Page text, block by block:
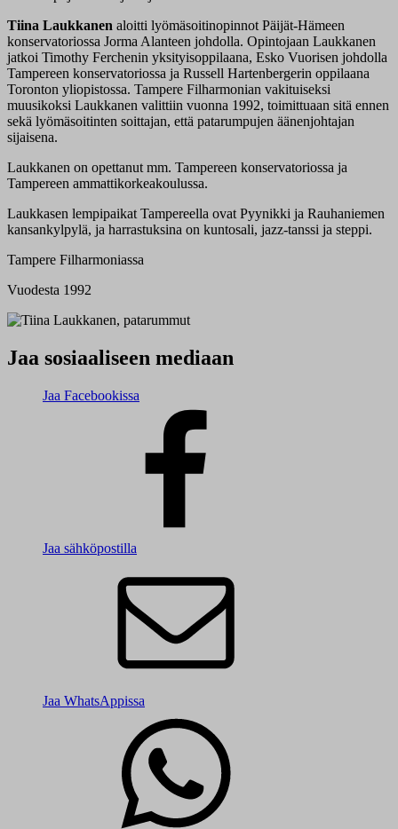
Tiina Laukkanen aloitti lyömäsoitinopinnot Päijät-Hämeen
konservatoriossa Jorma Alanteen johdolla. Opintojaan Laukkanen
jatkoi Timothy Ferchenin yksityisoppilaana, Esko Vuorisen johdolla
Tampereen konservatoriossa ja Russell Hartenbergerin oppilaana
Toronton yliopistossa. Tampere Filharmonian vakituiseksi
muusikoksi Laukkanen valittiin vuonna 1992, toimittuaan sitä ennen
sekä lyömäsoitinten soittajan, että patarumpujen äänenjohtajan
sijaisena.
Laukkanen on opettanut mm. Tampereen konservatoriossa ja
Tampereen ammattikorkeakoulussa.
Laukkasen lempipaikat Tampereella ovat Pyynikki ja Rauhaniemen
kansankylpylä, ja harrastuksina on kuntosali, jazz-tanssi ja steppi.
Tampere Filharmoniassa
Vuodesta 1992
Jaa sosiaaliseen mediaan
Jaa Facebookissa
Jaa sähköpostilla
Jaa WhatsAppissa